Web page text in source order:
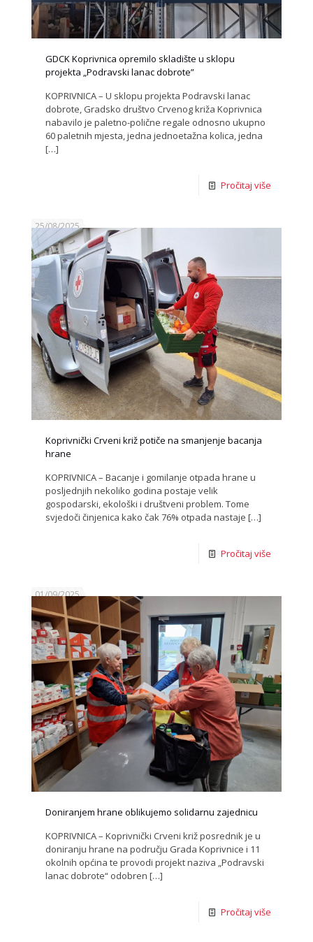
GDCK Koprivnica opremilo skladište u sklopu
projekta „Podravski lanac dobrote”
KOPRIVNICA – U sklopu projekta Podravski lanac
dobrote, Gradsko društvo Crvenog križa Koprivnica
nabavilo je paletno-polične regale odnosno ukupno
60 paletnih mjesta, jedna jednoetažna kolica, jedna
[…]
Pročitaj više
25/08/2025
Koprivnički Crveni križ potiče na smanjenje bacanja
hrane
KOPRIVNICA – Bacanje i gomilanje otpada hrane u
posljednjih nekoliko godina postaje velik
gospodarski, ekološki i društveni problem. Tome
svjedoči činjenica kako čak 76% otpada nastaje […]
Pročitaj više
01/09/2025
Doniranjem hrane oblikujemo solidarnu zajednicu
KOPRIVNICA – Koprivnički Crveni križ posrednik je u
doniranju hrane na području Grada Koprivnice i 11
okolnih općina te provodi projekt naziva „Podravski
lanac dobrote“ odobren […]
Pročitaj više